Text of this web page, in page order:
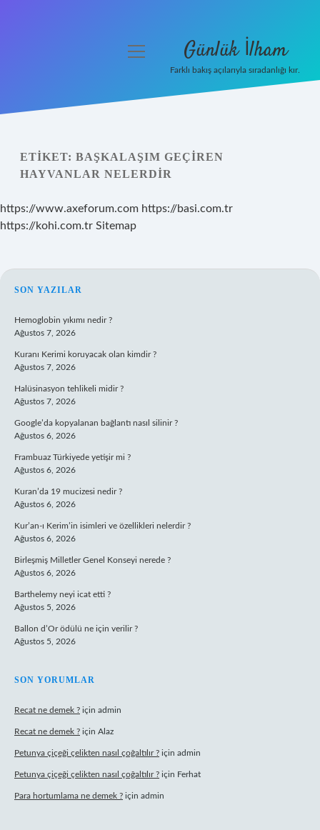
Yasal Uyarı
menüyü
Günlük İlham
Farklı bakış açılarıyla sıradanlığı kır.
ETIKET: BAŞKALAŞIM GEÇIREN
HAYVANLAR NELERDIR
https://www.axeforum.com https://basi.com.tr
https://kohi.com.tr Sitemap
SIDEBAR
SON YAZILAR
Hemoglobin yıkımı nedir ?
Ağustos 7, 2026
Kuranı Kerimi koruyacak olan kimdir ?
Ağustos 7, 2026
Halüsinasyon tehlikeli midir ?
Ağustos 7, 2026
Google’da kopyalanan bağlantı nasıl silinir ?
Ağustos 6, 2026
Frambuaz Türkiyede yetişir mi ?
Ağustos 6, 2026
Kuran’da 19 mucizesi nedir ?
Ağustos 6, 2026
Kur’an-ı Kerim’in isimleri ve özellikleri nelerdir ?
Ağustos 6, 2026
Birleşmiş Milletler Genel Konseyi nerede ?
Ağustos 6, 2026
Barthelemy neyi icat etti ?
Ağustos 5, 2026
Ballon d’Or ödülü ne için verilir ?
Ağustos 5, 2026
SON YORUMLAR
Recat ne demek ? için admin
Recat ne demek ? için Alaz
Petunya çiçeği çelikten nasıl çoğaltılır ? için admin
Petunya çiçeği çelikten nasıl çoğaltılır ? için Ferhat
Para hortumlama ne demek ? için admin